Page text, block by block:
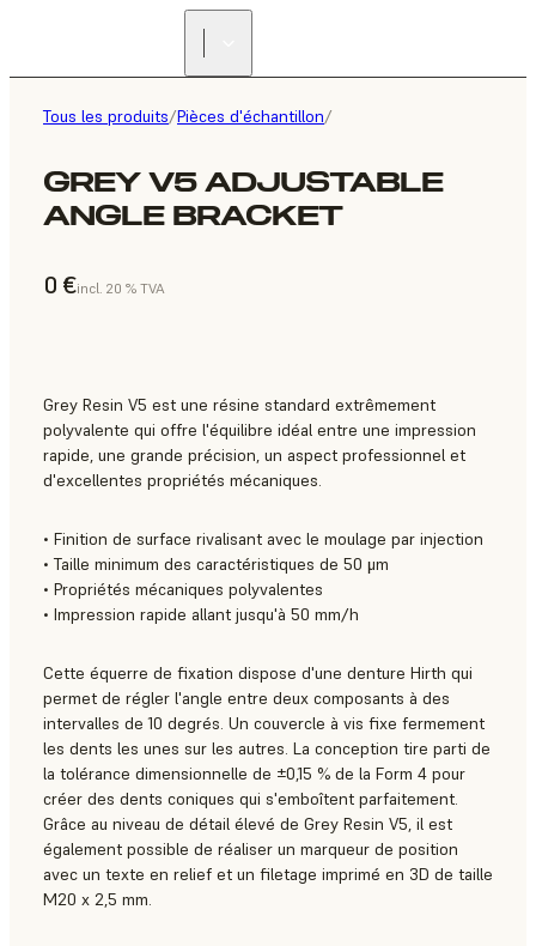
Tous les produits/Pièces d'échantillon/
GREY V5 ADJUSTABLE
ANGLE BRACKET
0 €incl. 20 % TVA
Grey Resin V5 est une résine standard extrêmement
polyvalente qui offre l'équilibre idéal entre une impression
rapide, une grande précision, un aspect professionnel et
d'excellentes propriétés mécaniques.
• Finition de surface rivalisant avec le moulage par injection
• Taille minimum des caractéristiques de 50 μm
• Propriétés mécaniques polyvalentes
• Impression rapide allant jusqu'à 50 mm/h
Cette équerre de fixation dispose d'une denture Hirth qui
permet de régler l'angle entre deux composants à des
intervalles de 10 degrés. Un couvercle à vis fixe fermement
les dents les unes sur les autres. La conception tire parti de
la tolérance dimensionnelle de ±0,15 % de la Form 4 pour
créer des dents coniques qui s'emboîtent parfaitement.
Grâce au niveau de détail élevé de Grey Resin V5, il est
également possible de réaliser un marqueur de position
avec un texte en relief et un filetage imprimé en 3D de taille
M20 x 2,5 mm.